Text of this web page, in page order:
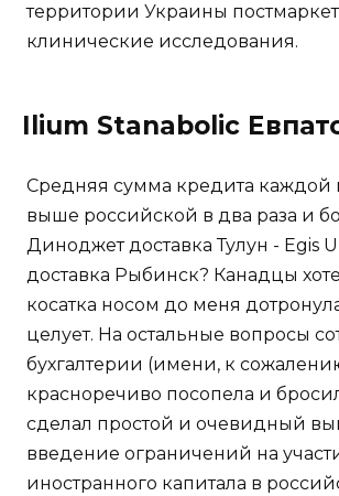
территории Украины
клинические исследования.
Ilium Stanabolic
Средняя сумма кредита каждой
выше российской в два раза и
Диноджет доставка Тулун - Egis
доставка Рыбинск? Канадцы
косатка носом до меня
целует. На остальные вопросы
бухгалтерии (имени, к
красноречиво посопела и
сделал простой и очевидный
введение ограничений на
иностранного капитала в